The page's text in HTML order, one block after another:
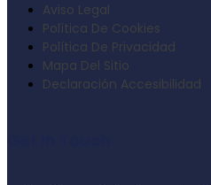
Aviso Legal
Política De Cookies
Política De Privacidad
Mapa Del Sitio
Declaración Accesibilidad